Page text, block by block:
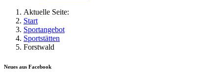
Aktuelle Seite:
Start
Sportangebot
Sportstätten
Forstwald
Neues aus Facebook